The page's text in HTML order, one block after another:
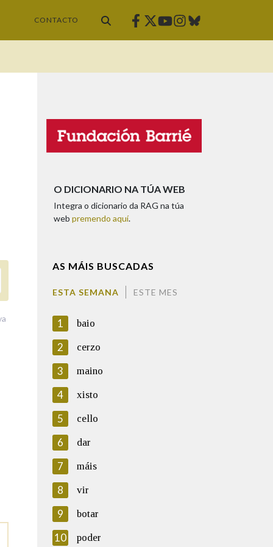
CONTACTO Facebook
Twitter
Youtube
Instagram
Bluesky
O DICIONARIO NA TÚA WEB
Integra o dicionario da RAG na túa
web premendo aquí.
AS MÁIS BUSCADAS
ESTA SEMANA ESTE MES
1 baio
2 cerzo
3 maino
4 xisto
5 cello
6 dar
7 máis
8 vir
9 botar
10 poder